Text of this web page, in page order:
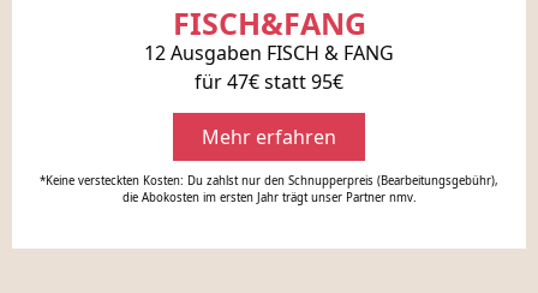
FISCH&FANG
12 Ausgaben FISCH & FANG
für 47€ statt 95€
Mehr erfahren
*Keine versteckten Kosten: Du zahlst nur den Schnupperpreis (Bearbeitungsgebühr),
die Abokosten im ersten Jahr trägt unser Partner nmv.